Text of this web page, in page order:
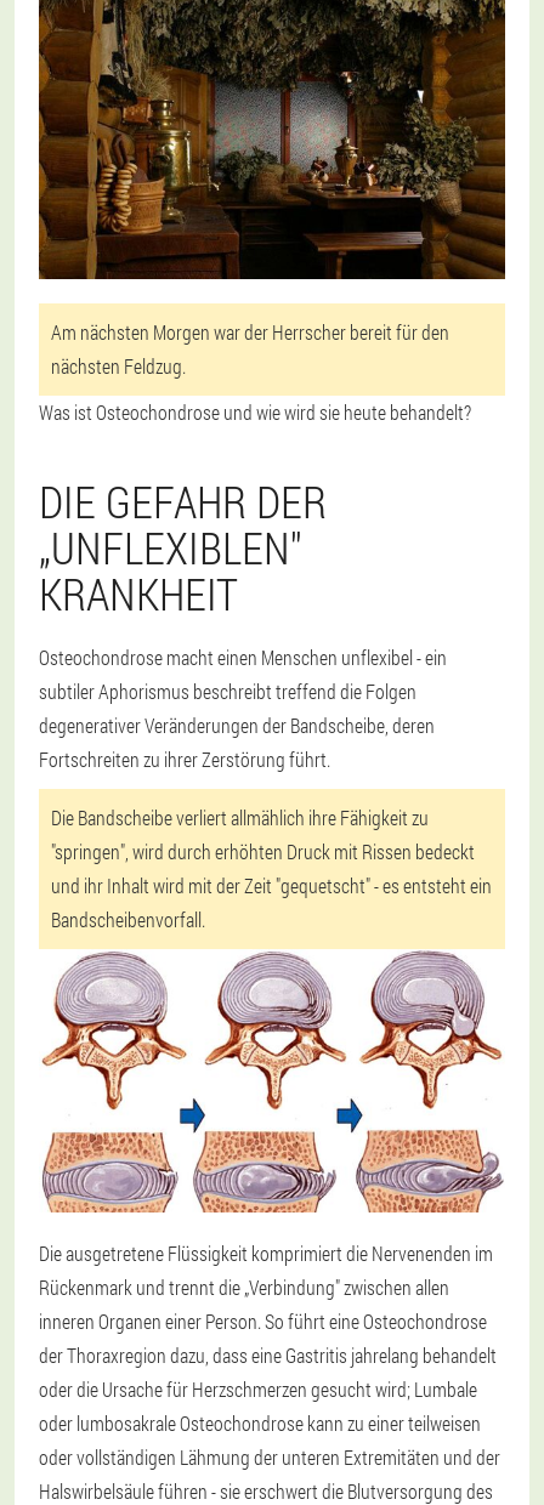
Am nächsten Morgen war der Herrscher bereit für den
nächsten Feldzug.
Was ist Osteochondrose und wie wird sie heute behandelt?
DIE GEFAHR DER
„UNFLEXIBLEN"
KRANKHEIT
Osteochondrose macht einen Menschen unflexibel - ein
subtiler Aphorismus beschreibt treffend die Folgen
degenerativer Veränderungen der Bandscheibe, deren
Fortschreiten zu ihrer Zerstörung führt.
Die Bandscheibe verliert allmählich ihre Fähigkeit zu
"springen", wird durch erhöhten Druck mit Rissen bedeckt
und ihr Inhalt wird mit der Zeit "gequetscht" - es entsteht ein
Bandscheibenvorfall.
Die ausgetretene Flüssigkeit komprimiert die Nervenenden im
Rückenmark und trennt die „Verbindung" zwischen allen
inneren Organen einer Person. So führt eine Osteochondrose
der Thoraxregion dazu, dass eine Gastritis jahrelang behandelt
oder die Ursache für Herzschmerzen gesucht wird; Lumbale
oder lumbosakrale Osteochondrose kann zu einer teilweisen
oder vollständigen Lähmung der unteren Extremitäten und der
Halswirbelsäule führen - sie erschwert die Blutversorgung des